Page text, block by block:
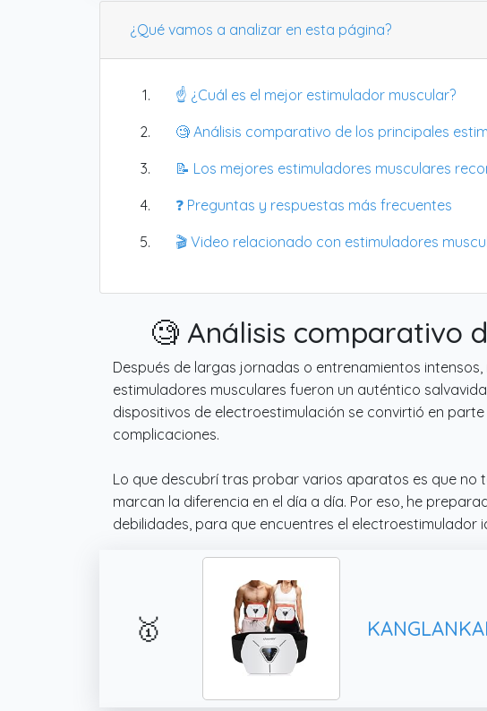
¿Qué vamos a analizar en esta página?
☝️ ¿Cuál es el mejor estimulador muscular?
🧐 Análisis comparativo de los principales
📝 Los mejores estimuladores musculares
❓ Preguntas y respuestas más frecuentes
🎬 Video relacionado con estimuladores
🧐 Análisis comparativo
Después de largas jornadas o entrenamientos
estimuladores musculares fueron un auténtico
dispositivos de electroestimulación se convirtió en
complicaciones.
Lo que descubrí tras probar varios aparatos es que
marcan la diferencia en el día a día. Por eso, he
debilidades, para que encuentres el
🥇